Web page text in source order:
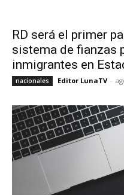
RD será el primer
sistema de fianzas
inmigrantes en
nacionales Editor LunaTV -